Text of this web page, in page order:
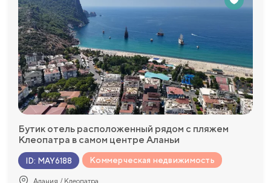
Бутик отель расположенный рядом с пляжем
Клеопатра в самом центре Аланьи
ID: MAY6188 Коммерческая недвижимость